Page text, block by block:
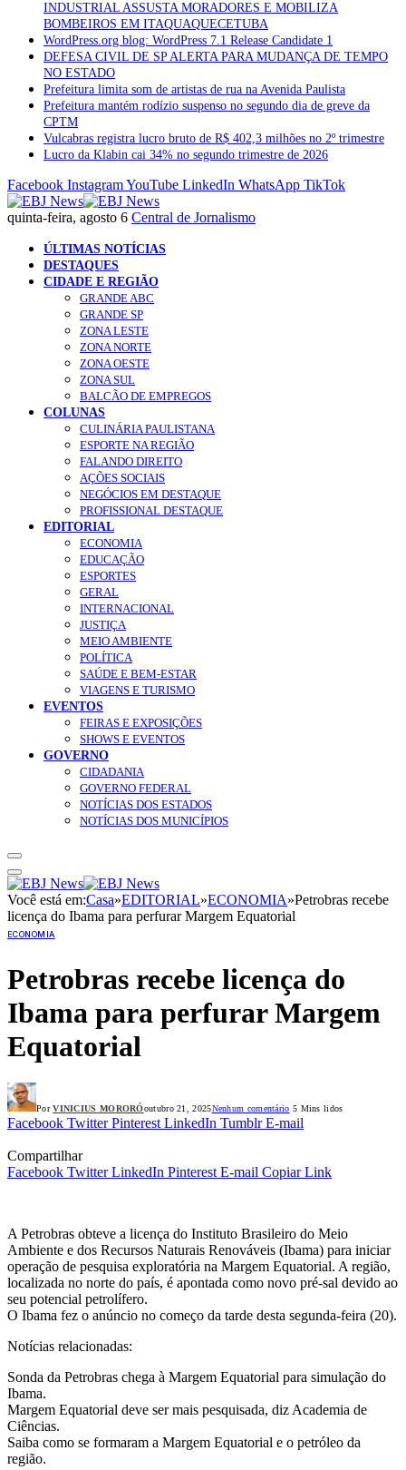
INDUSTRIAL ASSUSTA MORADORES E MOBILIZA
BOMBEIROS EM ITAQUAQUECETUBA
WordPress.org blog: WordPress 7.1 Release Candidate 1
DEFESA CIVIL DE SP ALERTA PARA MUDANÇA DE TEMPO
NO ESTADO
Prefeitura limita som de artistas de rua na Avenida Paulista
Prefeitura mantém rodízio suspenso no segundo dia de greve da
CPTM
Vulcabras registra lucro bruto de R$ 402,3 milhões no 2º trimestre
Lucro da Klabin cai 34% no segundo trimestre de 2026
Facebook InstagramYouTube LinkedIn WhatsApp TikTok
quinta-feira, agosto 6 Central de Jornalismo
ÚLTIMAS NOTÍCIAS
DESTAQUES
CIDADE E REGIÃO
GRANDE ABC
GRANDE SP
ZONA LESTE
ZONA NORTE
ZONA OESTE
ZONA SUL
BALCÃO DE EMPREGOS
COLUNAS
CULINÁRIA PAULISTANA
ESPORTE NA REGIÃO
FALANDO DIREITO
AÇÕES SOCIAIS
NEGÓCIOS EM DESTAQUE
PROFISSIONAL DESTAQUE
EDITORIAL
ECONOMIA
EDUCAÇÃO
ESPORTES
GERAL
INTERNACIONAL
JUSTIÇA
MEIO AMBIENTE
POLÍTICA
SAÚDE E BEM-ESTAR
VIAGENS E TURISMO
EVENTOS
FEIRAS E EXPOSIÇÕES
SHOWS E EVENTOS
GOVERNO
CIDADANIA
GOVERNO FEDERAL
NOTÍCIAS DOS ESTADOS
NOTÍCIAS DOS MUNICÍPIOS
Você está em:Casa»EDITORIAL»ECONOMIA»Petrobras recebe
licença do Ibama para perfurar Margem Equatorial
ECONOMIA
Petrobras recebe licença do
Ibama para perfurar Margem
Equatorial
Por VINICIUS MORORÓoutubro 21, 2025Nenhum comentário 5 Mins lidos
Facebook Twitter Pinterest LinkedIn Tumblr E-mail
Compartilhar
Facebook Twitter LinkedIn Pinterest E-mail Copiar Link
A Petrobras obteve a licença do Instituto Brasileiro do Meio
Ambiente e dos Recursos Naturais Renováveis (Ibama) para iniciar
operação de pesquisa exploratória na Margem Equatorial. A região,
localizada no norte do país, é apontada como novo pré-sal devido ao
seu potencial petrolífero.
O Ibama fez o anúncio no começo da tarde desta segunda-feira (20).
Notícias relacionadas:
Sonda da Petrobras chega à Margem Equatorial para simulação do
Ibama.
Margem Equatorial deve ser mais pesquisada, diz Academia de
Ciências.
Saiba como se formaram a Margem Equatorial e o petróleo da
região.